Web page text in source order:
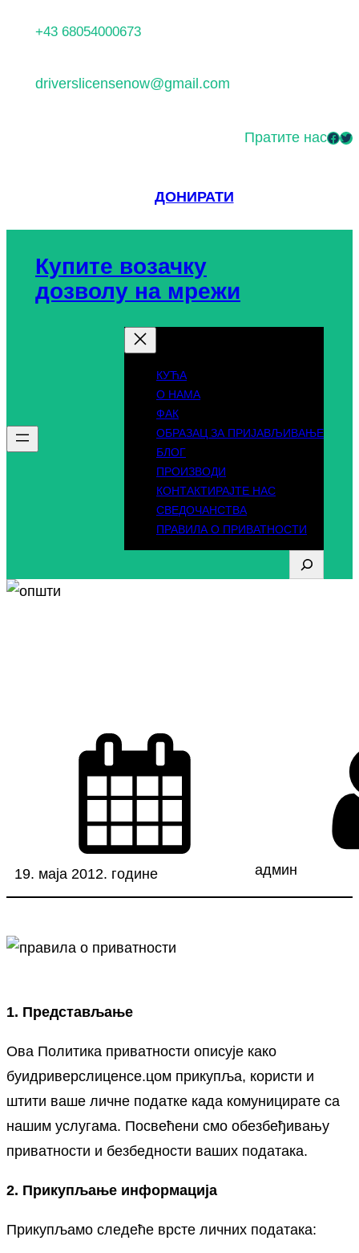
+43 68054000673
driverslicensenow@gmail.com
Пратите нас
ДОНИРАТИ
Купите возачку
дозволу на мрежи
КУЋА
О НАМА
ФАК
ОБРАЗАЦ ЗА ПРИЈАВЉИВАЊЕ
БЛОГ
ПРОИЗВОДИ
КОНТАКТИРАЈТЕ НАС
СВЕДОЧАНСТВА
ПРАВИЛА О ПРИВАТНОСТИ
19. маја 2012. године админ
1. Представљање
Ова Политика приватности описује како
буидриверслиценсе.цом прикупља, користи и
штити ваше личне податке када комуницирате са
нашим услугама. Посвећени смо обезбеђивању
приватности и безбедности ваших података.
2. Прикупљање информација
Прикупљамо следеће врсте личних података: